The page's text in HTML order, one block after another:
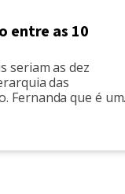
entre as 10
seriam as dez
das
Fernanda que é um